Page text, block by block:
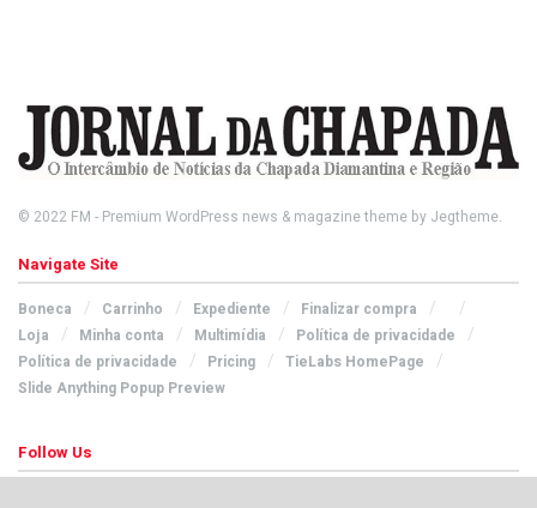
© 2022 FM - Premium WordPress news & magazine theme by Jegtheme.
Navigate Site
Boneca Carrinho Expediente
Finalizar compra
Loja
Minha conta Multimídia
Política de privacidade
Política de privacidade
Pricing
TieLabs HomePage
Slide Anything Popup Preview
Follow Us